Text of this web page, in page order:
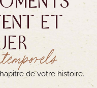
ET
de votre histoire.